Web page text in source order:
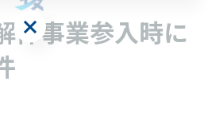
体事業参入時に
合わせはこちら